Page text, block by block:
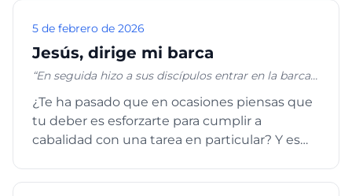
5 de febrero de 2026
Jesús, dirige mi barca
“En seguida hizo a sus discípulos entrar en la barca e
tanto que él despedía a la multitud. Y después que
los hubo despedido, se fue al monte a orar; y al venir
la noche, la barca estaba en medio del mar, y él solo
el viento les era contrario, cerca de la cuarta vigilia
de la noche vino a ellos andando sobre el mar, y
¿Te ha pasado que en ocasiones piensas que
tu deber es esforzarte para cumplir a
cabalidad con una tarea en particular? Y es